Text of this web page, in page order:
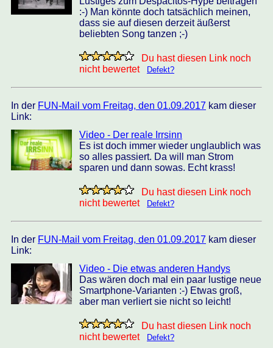
:-) Man könnte doch tatsächlich meinen,
dass sie auf diesen derzeit äußerst
beliebten Song tanzen ;-)
Du hast diesen Link noch
nicht bewertet
Defekt?
In der FUN-Mail vom Freitag, den 01.09.2017 kam dieser
Link:
Video - Der reale Irrsinn
Es ist doch immer wieder unglaublich was
so alles passiert. Da will man Strom
sparen und dann sowas. Echt krass!
Du hast diesen Link noch
nicht bewertet
Defekt?
In der FUN-Mail vom Freitag, den 01.09.2017 kam dieser
Link:
Video - Die etwas anderen Handys
Das wären doch mal ein paar lustige neue
Smartphone-Varianten :-) Etwas groß,
aber man verliert sie nicht so leicht!
Du hast diesen Link noch
nicht bewertet
Defekt?